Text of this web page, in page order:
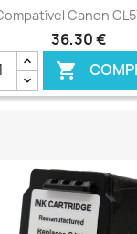
Canon
36,30 €
